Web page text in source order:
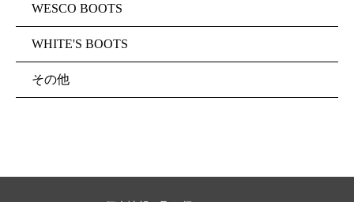
WESCO BOOTS
WHITE'S BOOTS
その他